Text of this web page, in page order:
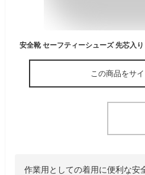
この商品をサ
作業用としての着用に便利な安